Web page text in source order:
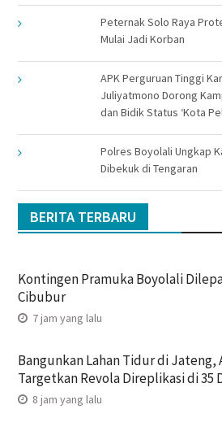
Peternak Solo Raya
Mulai Jadi Korban
APK Perguruan Tinggi
Juliyatmono Dorong
dan Bidik Status ‘Kota
Polres Boyolali Ungkap
Dibekuk di Tengaran
BERITA TERBARU
Kontingen Pramuka Boyolali
Cibubur
7 jam yang lalu
Bangunkan Lahan Tidur di Jateng,
Targetkan Revola Direplikasi di 35
8 jam yang lalu